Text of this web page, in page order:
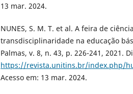
13 mar. 2024.
NUNES, S. M. T. et al. A feira de
transdisciplinaridade na educação
Palmas, v. 8, n. 43, p. 226-241, 2021.
https://revista.unitins.br/index.php/
Acesso em: 13 mar. 2024.